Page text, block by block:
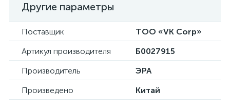
Другие параметры
Поставщик
ТОО «VK Corp»
Артикул производителя
Б0027915
Производитель
ЭРА
Произведено
Китай